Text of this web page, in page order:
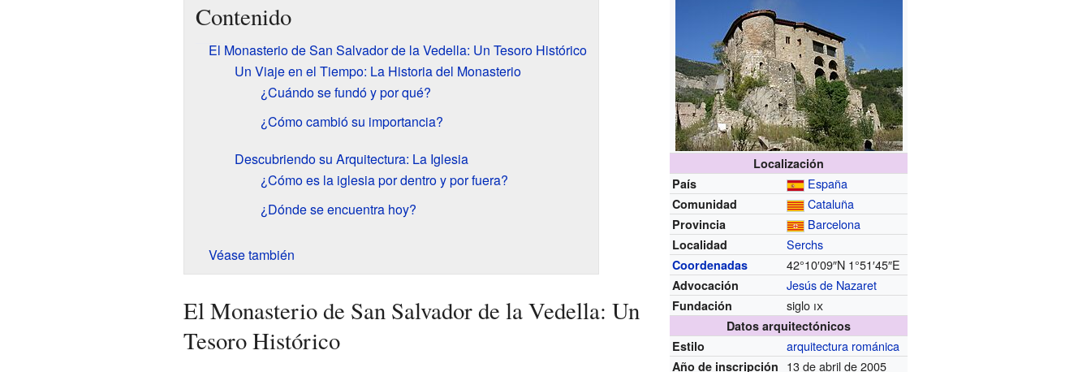
Localización
País
España
Comunidad Cataluña
Provincia Barcelona
Localidad Serchs
Coordenadas 42°10′09″N 1°51′45″E
Advocación Jesús de Nazaret
Fundación siglo ix
Datos arquitectónicos
Estilo
arquitectura románica
Año de inscripción 13 de abril de 2005
Contenido
El Monasterio de San Salvador de la Vedella: Un Tesoro Histórico
Un Viaje en el Tiempo: La Historia del Monasterio
¿Cuándo se fundó y por qué?
¿Cómo cambió su importancia?
Descubriendo su Arquitectura: La Iglesia
¿Cómo es la iglesia por dentro y por fuera?
¿Dónde se encuentra hoy?
Véase también
El Monasterio de San Salvador de la Vedella: Un
Tesoro Histórico